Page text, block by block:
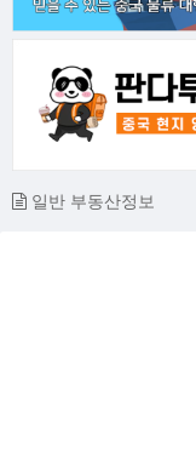
일반 부동산정보